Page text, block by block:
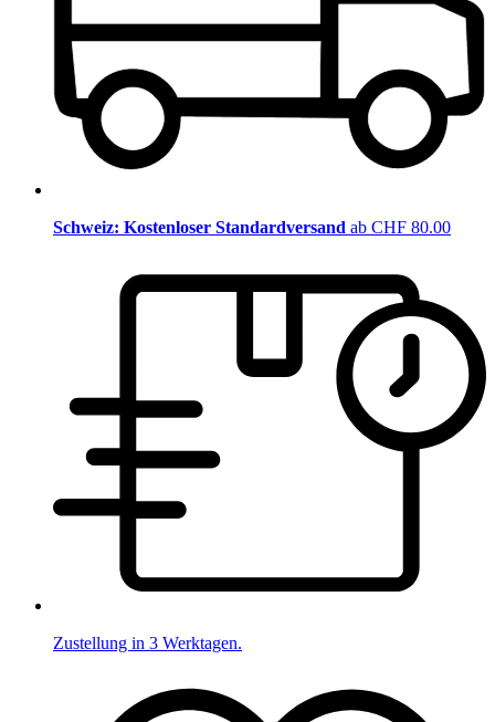
Schweiz: Kostenloser Standardversand ab CHF 80.00
Zustellung in 3 Werktagen.